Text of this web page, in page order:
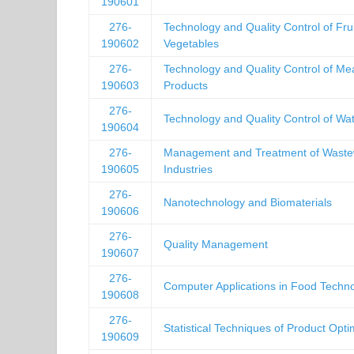
276-
190602
Technology and Quality Control of
Vegetables
276-
190603
Technology and Quality Control of
Products
276-
190604
Technology and Quality Control of
276-
190605
Management and Treatment of
Industries
276-
190606
Nanotechnology and Biomaterials
276-
190607
Quality Management
276-
190608
Computer Applications in Food
276-
190609
Statistical Techniques of Product